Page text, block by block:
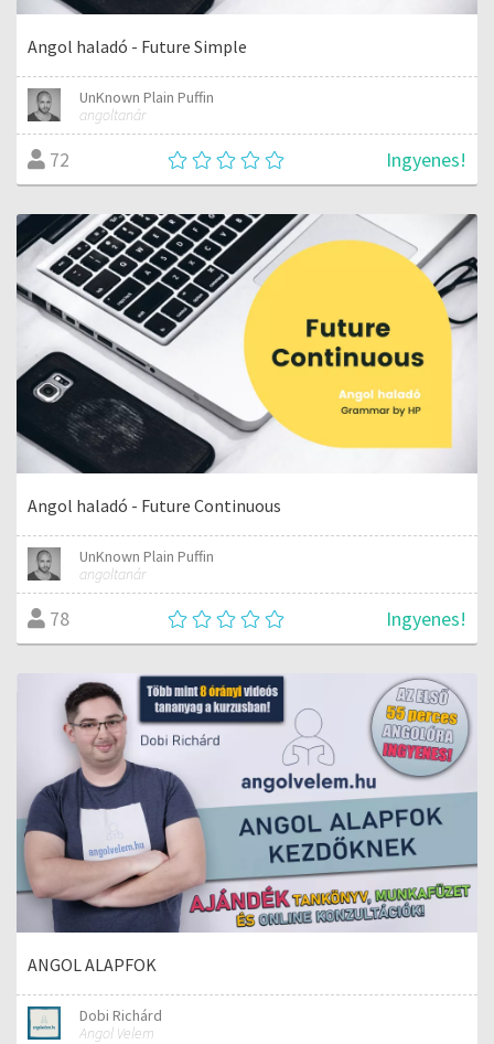
Angol haladó - Future Simple
UnKnown Plain Puffin
angoltanár
72 Ingyenes!
Angol haladó - Future Continuous
UnKnown Plain Puffin
angoltanár
78 Ingyenes!
ANGOL ALAPFOK
Dobi Richárd
Angol Velem